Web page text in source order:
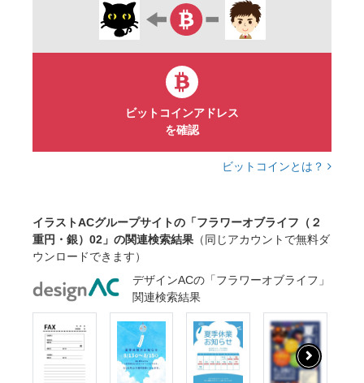
ビットコインアドレス
を確認
ビットコインとは？
イラストACグループサイトの「フラワーオブライフ（２
重円・銀）02」の関連検索結果 （同じアカウントで無料ダ
ウンロードできます）
デザインACの「フラワーオブライフ」
関連検索結果